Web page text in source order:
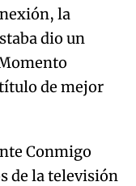
la
dio un
de mejor
Conmigo
de la televisión